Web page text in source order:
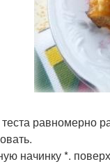
равномерно
начинку *.